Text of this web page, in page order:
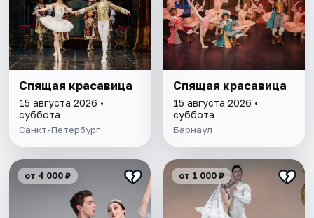
Спящая красавица
15 августа 2026 •
суббота
Санкт-Петербург
Спящая красавица
15 августа 2026 •
суббота
Барнаул
от 4 000 ₽ от 1 000 ₽